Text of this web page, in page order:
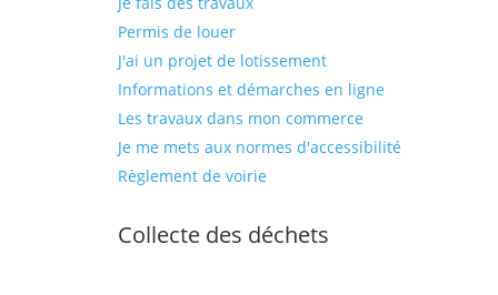
Permis de louer
J'ai un projet de lotissement
Informations et démarches en ligne
Les travaux dans mon commerce
Je me mets aux normes d'accessibilité
Règlement de voirie
Collecte des déchets